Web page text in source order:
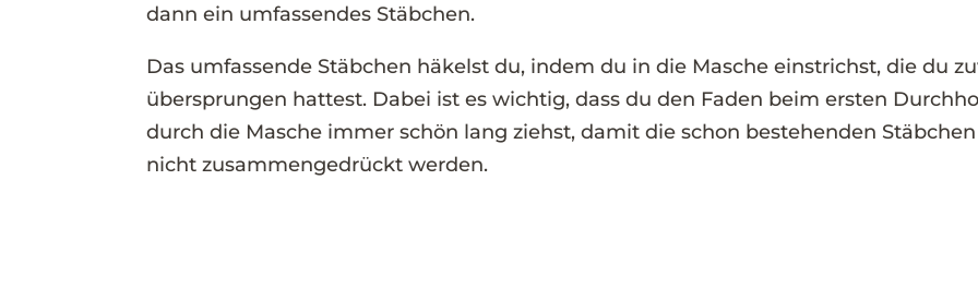
dann ein umfassendes Stäbchen.
Das umfassende Stäbchen häkelst du, indem du in die Masche einstrichst, die du
übersprungen hattest. Dabei ist es wichtig, dass du den Faden beim ersten
durch die Masche immer schön lang ziehst, damit die schon bestehenden Stäbchen
nicht zusammengedrückt werden.